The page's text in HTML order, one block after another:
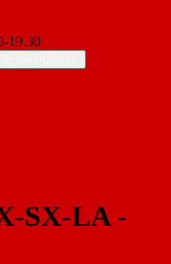
19.30
SX-LA -